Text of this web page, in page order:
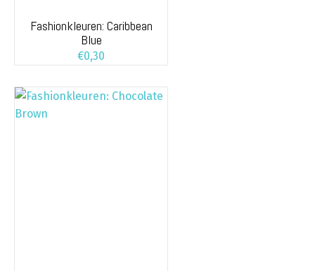
Fashionkleuren: Caribbean
Blue
€0,30